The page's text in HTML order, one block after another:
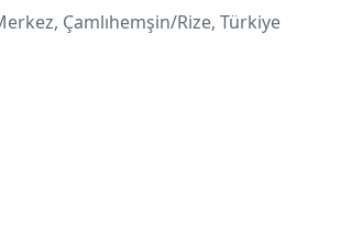
Çamlıhemşin/Rize, Türkiye